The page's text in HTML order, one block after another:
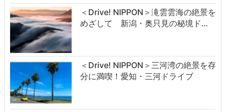
＜Drive! NIPPON＞滝雲雲海の絶景を
めざして 新潟・奥只見の秘境ド…
＜Drive! NIPPON＞三河湾の絶景を存
分に満喫！愛知・三河ドライブ